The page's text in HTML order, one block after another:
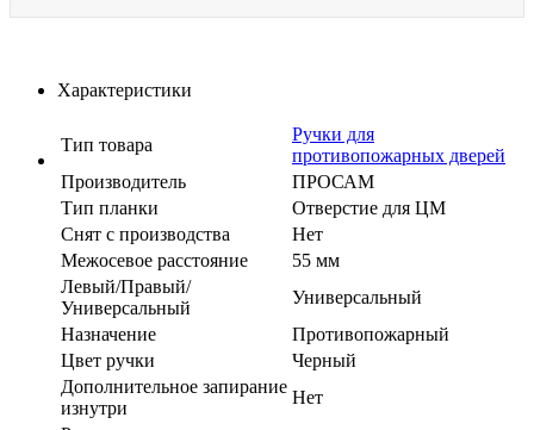
Характеристики
Тип товара
Ручки для
противопожарных дверей
Производитель
ПРОСАМ
Тип планки
Отверстие для ЦМ
Cнят с производства
Нет
Межосевое расстояние
55 мм
Левый/Правый/
Универсальный
Универсальный
Назначение
Противопожарный
Цвет ручки
Черный
Дополнительное запирание
изнутри
Нет